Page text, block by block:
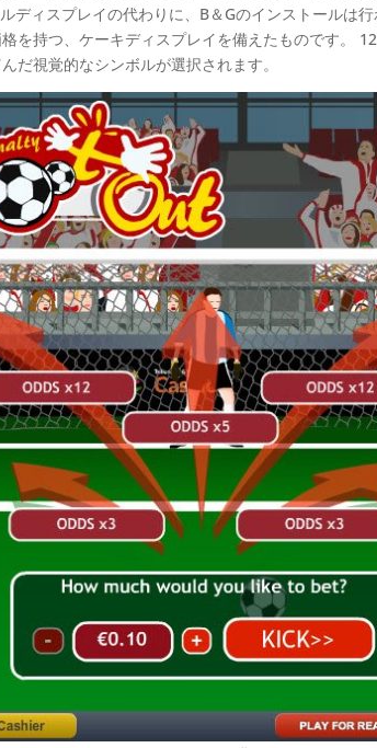
ディスプレイの代わりに、B＆Gのインストールは
を持つ、ケーキディスプレイを備えたものです。
だ視覚的なシンボルが選択されます。